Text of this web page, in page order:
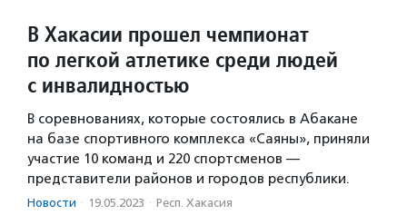
В Хакасии прошел чемпионат
по легкой атлетике среди людей
с инвалидностью
В соревнованиях, которые состоялись в Абакане
на базе спортивного комплекса «Саяны», приняли
участие 10 команд и 220 спортсменов —
представители районов и городов республики.
Новости · 19.05.2023 · Респ. Хакасия